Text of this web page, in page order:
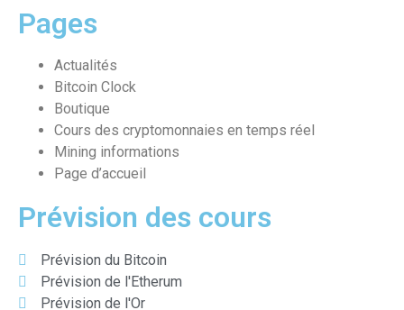
Pages
Actualités
Bitcoin Clock
Boutique
Cours des cryptomonnaies en temps réel
Mining informations
Page d’accueil
Prévision des cours
Prévision du Bitcoin
Prévision de l'Etherum
Prévision de l'Or